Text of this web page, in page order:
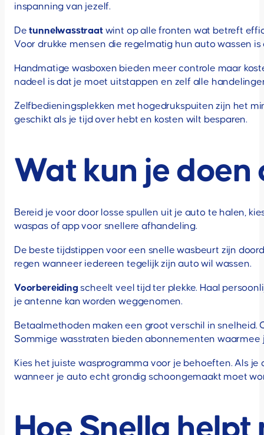
inspanning van jezelf.
Detunnelwasstraatwint op alle fronten wat betreft
Voor drukke mensen die regelmatig hun auto wassen is
Handmatige wasboxen bieden meer controle maar
nadeel is dat je moet uitstappen en zelf alle
Zelfbedieningsplekken met hogedrukspuiten zijn het
geschikt als je tijd over hebt en kosten wilt besparen.
Wat kun je doen
Bereid je voor door losse spullen uit je auto te halen,
waspas of app voor snellere afhandeling.
De beste tijdstippen voor een snelle wasbeurt zijn
regen wanneer iedereen tegelijk zijn auto wil wassen.
Voorbereiding scheelt veel tijd ter plekke. Haal
je antenne kan worden weggenomen.
Betaalmethoden maken een groot verschil in
Sommige wasstraten bieden abonnementen
Kies het juiste wasprogramma voor je behoeften. Als
wanneer je auto echt grondig schoongemaakt moet